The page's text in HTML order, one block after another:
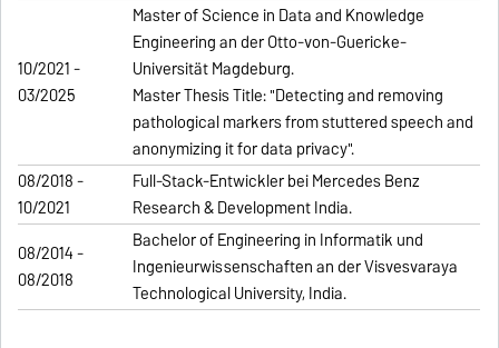
10/2021 -
03/2025
Master of Science in Data and Knowledge
Engineering an der Otto-von-Guericke-
Universität Magdeburg.
Master Thesis Title: "Detecting and removing
pathological markers from stuttered speech and
anonymizing it for data privacy".
08/2018 -
10/2021
Full-Stack-Entwickler bei Mercedes Benz
Research & Development India.
08/2014 -
08/2018
Bachelor of Engineering in Informatik und
Ingenieurwissenschaften an der Visvesvaraya
Technological University, India.